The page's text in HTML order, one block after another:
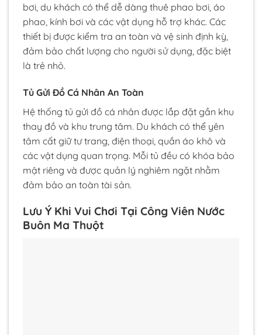
bơi, du khách có thể dễ dàng thuê phao bơi, áo
phao, kính bơi và các vật dụng hỗ trợ khác. Các
thiết bị được kiểm tra an toàn và vệ sinh định kỳ,
đảm bảo chất lượng cho người sử dụng, đặc biệt
là trẻ nhỏ.
Tủ Gửi Đồ Cá Nhân An Toàn
Hệ thống tủ gửi đồ cá nhân được lắp đặt gần khu
thay đồ và khu trung tâm. Du khách có thể yên
tâm cất giữ tư trang, điện thoại, quần áo khô và
các vật dụng quan trọng. Mỗi tủ đều có khóa bảo
mật riêng và được quản lý nghiêm ngặt nhằm
đảm bảo an toàn tài sản.
Lưu Ý Khi Vui Chơi Tại Công Viên Nước
Buôn Ma Thuột